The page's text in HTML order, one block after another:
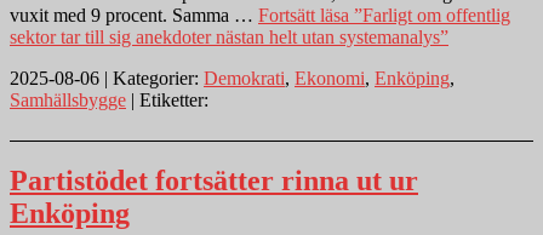
vuxit med 9 procent. Samma … Fortsätt läsa ”Farligt om offentlig
sektor tar till sig anekdoter nästan helt utan systemanalys”
2025-08-06 | Kategorier: Demokrati, Ekonomi, Enköping,
Samhällsbygge | Etiketter:
Partistödet fortsätter rinna ut ur
Enköping